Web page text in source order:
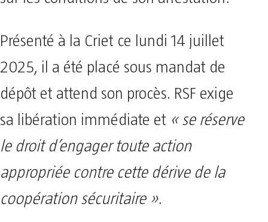
Présenté à la Criet ce lundi 14 juillet
2025, il a été placé sous mandat de
dépôt et attend son procès. RSF exige
sa libération immédiate et « se réserve
le droit d’engager toute action
appropriée contre cette dérive de la
coopération sécuritaire ».